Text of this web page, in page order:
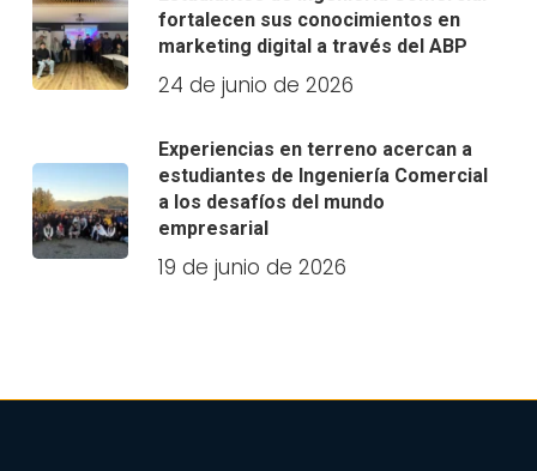
fortalecen sus conocimientos en
marketing digital a través del ABP
24 de junio de 2026
Experiencias en terreno acercan a
estudiantes de Ingeniería Comercial
a los desafíos del mundo
empresarial
19 de junio de 2026